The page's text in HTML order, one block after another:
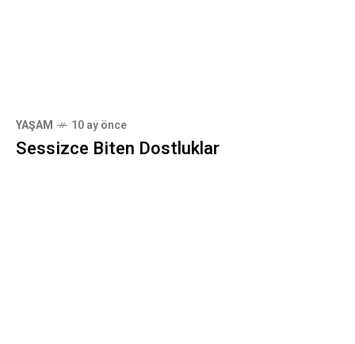
YAŞAM 10 ay önce
Sessizce Biten Dostluklar